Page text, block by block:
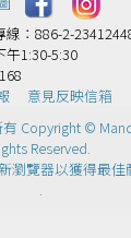
：886-2-
午1:30-5:30
意見反映信箱
Copyright ©
Reserved.
瀏覽器以獲得最佳
.